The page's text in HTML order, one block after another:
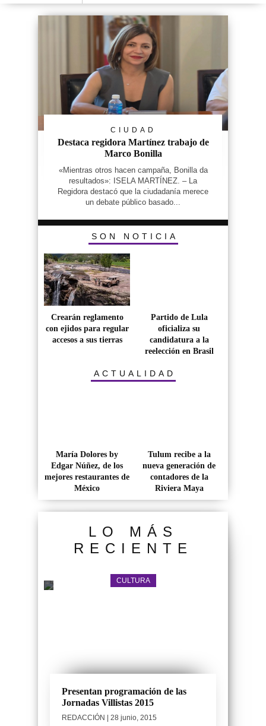
CIUDAD
Destaca regidora Martínez trabajo de
Marco Bonilla
«Mientras otros hacen campaña, Bonilla da
resultados»: ISELA MARTÍNEZ. – La
Regidora destacó que la ciudadanía merece
un debate público basado...
SON NOTICIA
Crearán reglamento
con ejidos para regular
accesos a sus tierras
Partido de Lula
oficializa su
candidatura a la
reelección en Brasil
ACTUALIDAD
María Dolores by
Edgar Núñez, de los
mejores restaurantes de
México
Tulum recibe a la
nueva generación de
contadores de la
Riviera Maya
LO MÁS
RECIENTE
CULTURA
Presentan programación de las
Jornadas Villistas 2015
REDACCIÓN | 28 junio, 2015